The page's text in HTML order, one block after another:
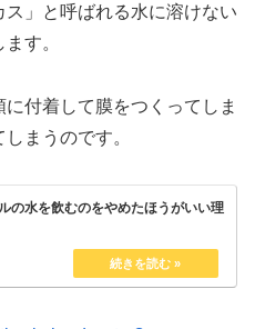
」と呼ばれる水に溶けない
す。
付着して膜をつくってしま
まうのです。
の水を飲むのをやめたほうがいい理